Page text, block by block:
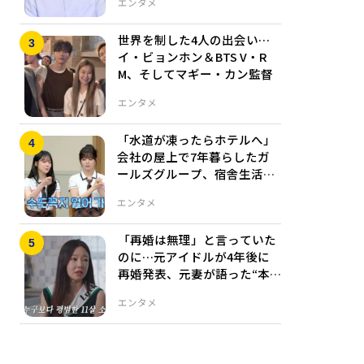
エンタメ
エンタメ
世界を制した4人の出会い…
イ・ビョンホン＆BTS V・R
M、そしてマギー・カン監督
エンタメ
「水道が凍ったらホテルへ」
会社の屋上で7年暮らしたガ
ールズグループ、宿舎生活の
エンタメ
「再婚は無理」と言っていた
のに…元アイドルが4年後に
再婚発表、元妻が語った“本